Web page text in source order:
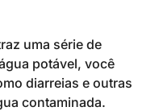
uma série de
potável, você
diarreias e outras
contaminada.